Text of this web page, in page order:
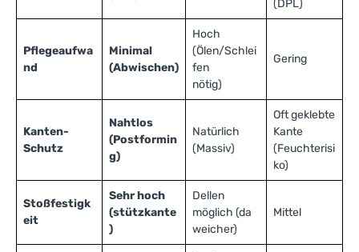
(DPL)
Pflegeaufwa
nd
Minimal
(Abwischen)
Hoch
(Ölen/Schlei
fen
nötig)
Gering
Kanten-
Schutz
Nahtlos
(Postformin
g)
Natürlich
(Massiv)
Oft geklebte
Kante
(Feuchterisi
ko)
Stoßfestigk
eit
Sehr hoch
(stützkante
)
Dellen
möglich (da
weicher)
Mittel